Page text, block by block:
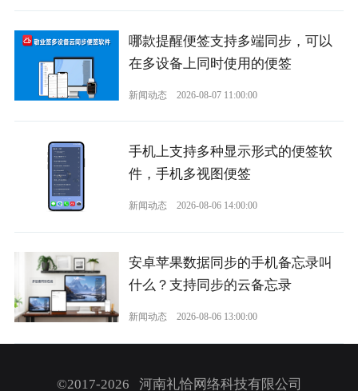
哪款提醒便签支持多端同步，可以
在多设备上同时使用的便签
新闻动态 2026-08-07 11:00:00
手机上支持多种显示形式的便签软
件，手机多视图便签
新闻动态 2026-08-06 14:00:00
安卓苹果数据同步的手机备忘录叫
什么？支持同步的云备忘录
新闻动态 2026-08-06 13:00:00
©2017-2026 河南礼恰网络科技有限公司